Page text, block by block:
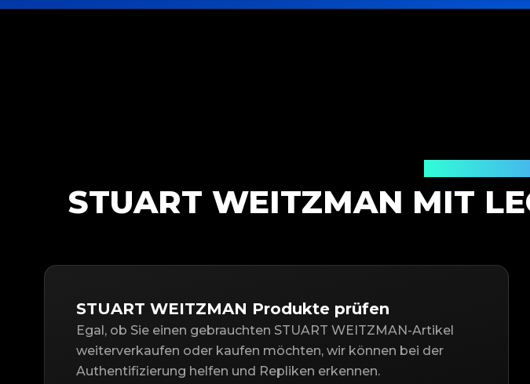
STUART WEITZMAN MIT
STUART WEITZMAN Produkte prüfen
Egal, ob Sie einen gebrauchten STUART WEITZMAN-Artikel
weiterverkaufen oder kaufen möchten, wir können bei der
Authentifizierung helfen und Repliken erkennen.